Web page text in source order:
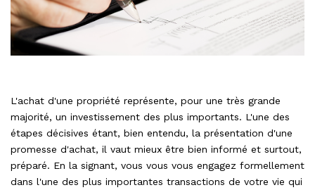
L'achat d'une propriété représente, pour une très grande
majorité, un investissement des plus importants. L'une des
étapes décisives étant, bien entendu, la présentation d'une
promesse d'achat, il vaut mieux être bien informé et surtout,
préparé. En la signant, vous vous vous engagez formellement
dans l'une des plus importantes transactions de votre vie qui